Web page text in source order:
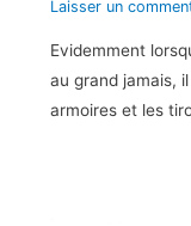
Laisser un
Evidemment
au grand jamais,
armoires et les